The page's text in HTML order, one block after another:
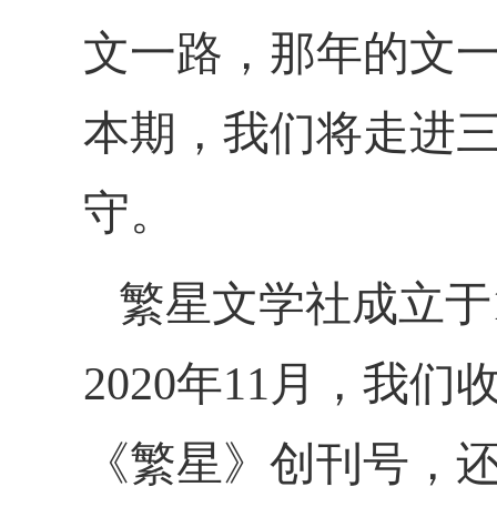
文一路，那年的文
本期，我们将走进
守。
繁星文学社成立于
2020年11月，我们
《繁星》创刊号，